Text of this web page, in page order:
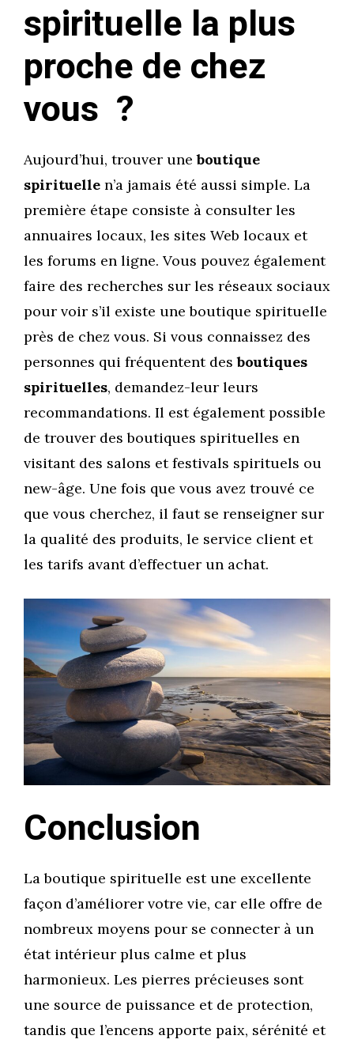
spirituelle la plus
proche de chez
vous ?
Aujourd’hui, trouver uneboutique
spirituelle n’a jamais été aussi simple. La
première étape consiste à consulter les
annuaires locaux, les sites Web locaux et
les forums en ligne. Vous pouvez également
faire des recherches sur les réseaux sociaux
pour voir s’il existe une boutique spirituelle
près de chez vous. Si vous connaissez des
personnes qui fréquentent desboutiques
spirituelles, demandez-leur leurs
recommandations. Il est également possible
de trouver des boutiques spirituelles en
visitant des salons et festivals spirituels ou
new-âge. Une fois que vous avez trouvé ce
que vous cherchez, il faut se renseigner sur
la qualité des produits, le service client et
les tarifs avant d’effectuer un achat.
Conclusion
La boutique spirituelle est une excellente
façon d’améliorer votre vie, car elle offre de
nombreux moyens pour se connecter à un
état intérieur plus calme et plus
harmonieux. Les pierres précieuses sont
une source de puissance et de protection,
tandis que l’encens apporte paix, sérénité et